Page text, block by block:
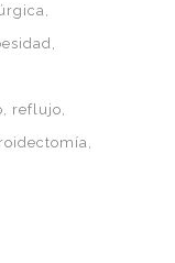
reflujo